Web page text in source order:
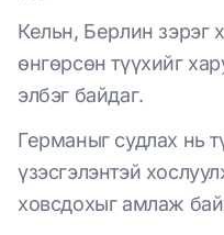
Кельн, Берлин зэрэг
өнгөрсөн түүхийг
элбэг байдаг.
Германыг судлах нь
үзэсгэлэнтэй
ховсдохыг амлаж